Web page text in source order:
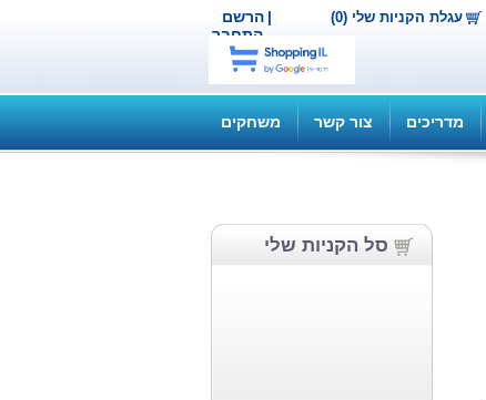
הרשם |
התחבר
עגלת הקניות שלי (0)
מדריכים צור קשר משחקים
סל הקניות שלי